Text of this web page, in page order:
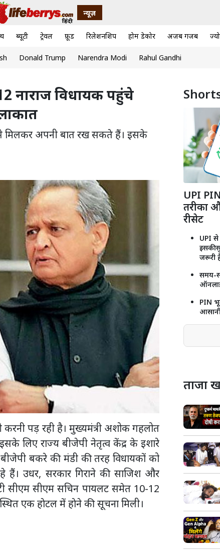
न्यूज़
ब्यूटी ट्रेवल फ़ूड रिलेशनशिप होम डेकोर अजब गजब
Donald Trump Narendra Modi Rahul Gandhi
नाराज विधायक पहुंचे
से मिलकर अपनी बात रख सकते हैं। इसके
पड़ रही है। मुख्यमंत्री अशोक गहलोत
लिए राज्य बीजेपी नेतृत्व केंद्र के इशारे
बकरे की मंडी की तरह विधायकों को
उधर, सरकार गिराने की साजिश और
सीएम सीएम सचिन पायलट समेत 10-12
एक हाेटल में हाेने की सूचना मिली।
UPI
तरीका
रीसेट
UPI
इसकी
जरूरी
समय-
PIN
ताजा